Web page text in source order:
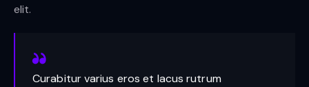
elit.
Curabitur varius eros et lacus rutrum